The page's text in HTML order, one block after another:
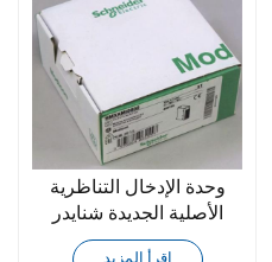
وحدة الإدخال التناظرية
الأصلية الجديدة شنايدر
BMXAMI0800